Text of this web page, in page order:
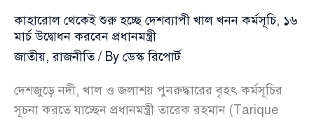
কাহারোল থেকেই শুরু হচ্ছে দেশব্যাপী খাল খনন কর্মসূচি, ১৬
মার্চ উদ্বোধন করবেন প্রধানমন্ত্রী
জাতীয়,রাজনীতি/ By ডেস্ক রিপোর্ট
দেশজুড়ে নদী, খাল ও জলাশয় পুনরুদ্ধারের বৃহৎ কর্মসূচির
সূচনা করতে যাচ্ছেন প্রধানমন্ত্রী তারেক রহমান (Tarique